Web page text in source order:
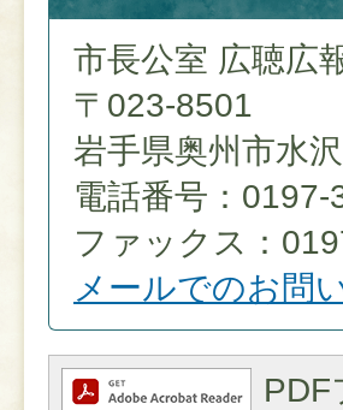
市長公室 広聴広
〒023-8501
岩手県奥州市水
電話番号：0197-
ファックス：
メールでのお問
PDF